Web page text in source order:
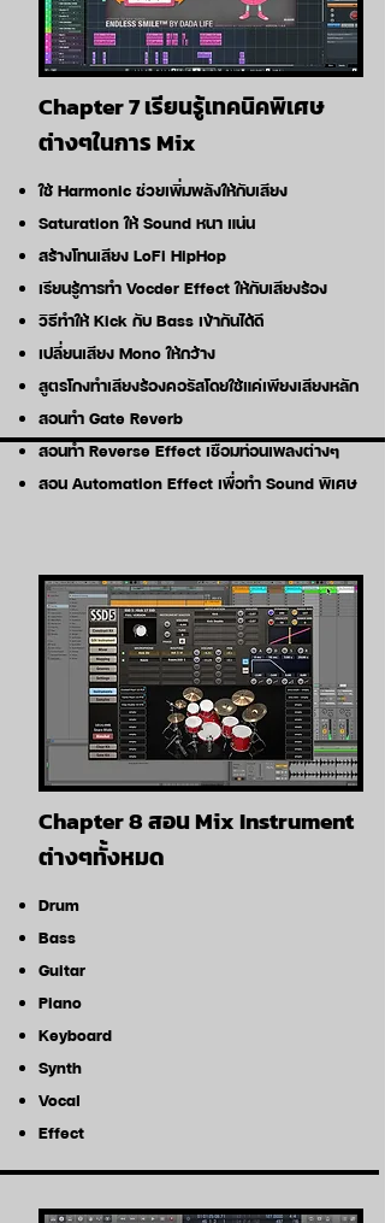
Chapter 7 เรียนรู้เทคนิคพิเศษ
ต่างๆในการ Mix
ใช้ Harmonic ช่วยเพิ่มพลังให้กับเสียง
Saturation ให้ Sound หนา แน่น
สร้างโทนเสียง LoFi HipHop
เรียนรู้การทำ Vocder Effect ให้กับเสียงร้อง
วิธีทำให้ Kick กับ Bass เข้ากันได้ดี
เปลี่ยนเสียง Mono ให้กว้าง
สูตรโกงทำเสียงร้องคอรัสโดยใช้แค่เพียงเสียงหลัก
สอนทำ Gate Reverb
สอนทำ Reverse Effect เชื่อมท่อนเพลงต่างๆ
สอน Automation Effect เพื่อทำ Sound พิเศษ
Chapter 8 สอน Mix Instrument
ต่างๆทั้งหมด
Drum
Bass
Guitar
Piano
Keyboard
Synth
Vocal
Effect